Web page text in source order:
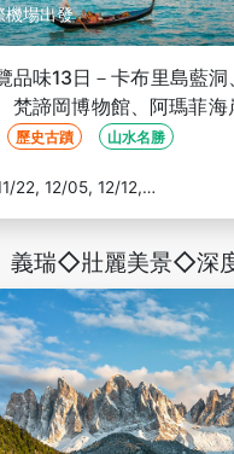
機場出發
品味13日－卡布里島藍
梵諦岡博物館、阿瑪菲海
歷史古蹟 山水名勝
義瑞◇壯麗美景◇深